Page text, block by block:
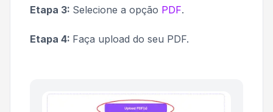
Etapa 3: Selecione a opção PDF.
Etapa 4: Faça upload do seu PDF.